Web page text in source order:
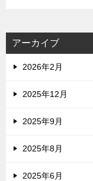
アーカイブ
2026年2月
2025年12月
2025年9月
2025年8月
2025年6月